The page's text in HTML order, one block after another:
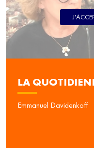
LA
Emmanuel Davidenkoff